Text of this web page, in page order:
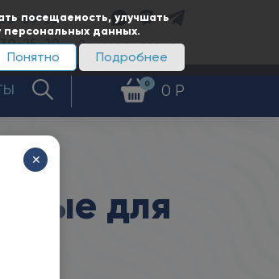
посещаемость, улучшать
персональных данных.
Подробнее
Понятно
65-20
25-20 Заказать звонок
0 0 Р
для
✕